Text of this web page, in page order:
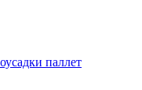
паллет